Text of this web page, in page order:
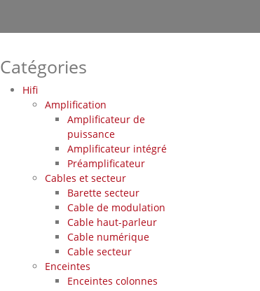
Catégories
Hifi
Amplification
Amplificateur de
puissance
Amplificateur intégré
Préamplificateur
Cables et secteur
Barette secteur
Cable de modulation
Cable haut-parleur
Cable numérique
Cable secteur
Enceintes
Enceintes colonnes